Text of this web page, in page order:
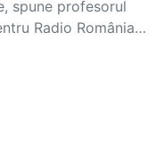
spune profesorul
Radio România…